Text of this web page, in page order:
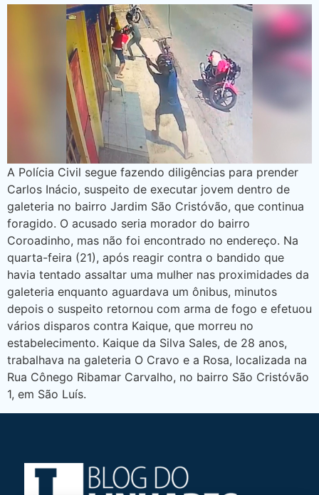
A Polícia Civil segue fazendo diligências para prender
Carlos Inácio, suspeito de executar jovem dentro de
galeteria no bairro Jardim São Cristóvão, que continua
foragido. O acusado seria morador do bairro
Coroadinho, mas não foi encontrado no endereço. Na
quarta-feira (21), após reagir contra o bandido que
havia tentado assaltar uma mulher nas proximidades da
galeteria enquanto aguardava um ônibus, minutos
depois o suspeito retornou com arma de fogo e efetuou
vários disparos contra Kaique, que morreu no
estabelecimento. Kaique da Silva Sales, de 28 anos,
trabalhava na galeteria O Cravo e a Rosa, localizada na
Rua Cônego Ribamar Carvalho, no bairro São Cristóvão
1, em São Luís.